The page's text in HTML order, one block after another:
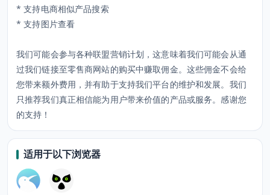
* 支持电商相似产品搜索
* 支持图片查看
我们可能会参与各种联盟营销计划，这意味着我们可能会从通
过我们链接至零售商网站的购买中赚取佣金。这些佣金不会给
您带来额外费用，并有助于支持我们平台的维护和发展。我们
只推荐我们真正相信能为用户带来价值的产品或服务。感谢您
的支持！
适用于以下浏览器